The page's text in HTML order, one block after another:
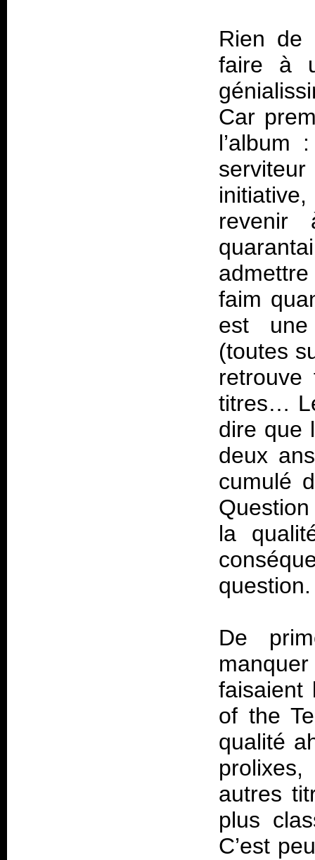
Rien de
faire à
Car
l’album
faim
est une
(toutes
retrouve
titres…
dire que
deux
cumulé
la
question.
De
of the
qualité
autres
plus
C’est